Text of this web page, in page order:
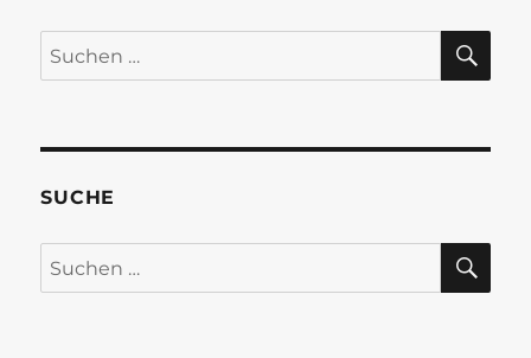
Suchen
nach:
SUCHE
Suchen
nach: